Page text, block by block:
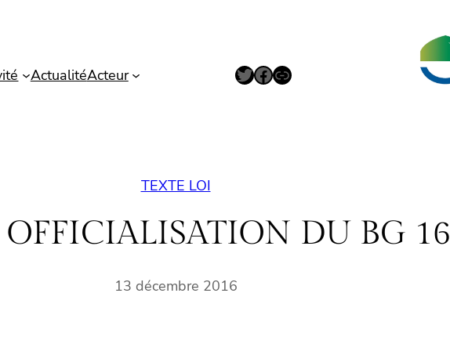
ActualitéActeur Twitter Facebook Lien
TEXTE LOI
DU BG 16
13 décembre 2016